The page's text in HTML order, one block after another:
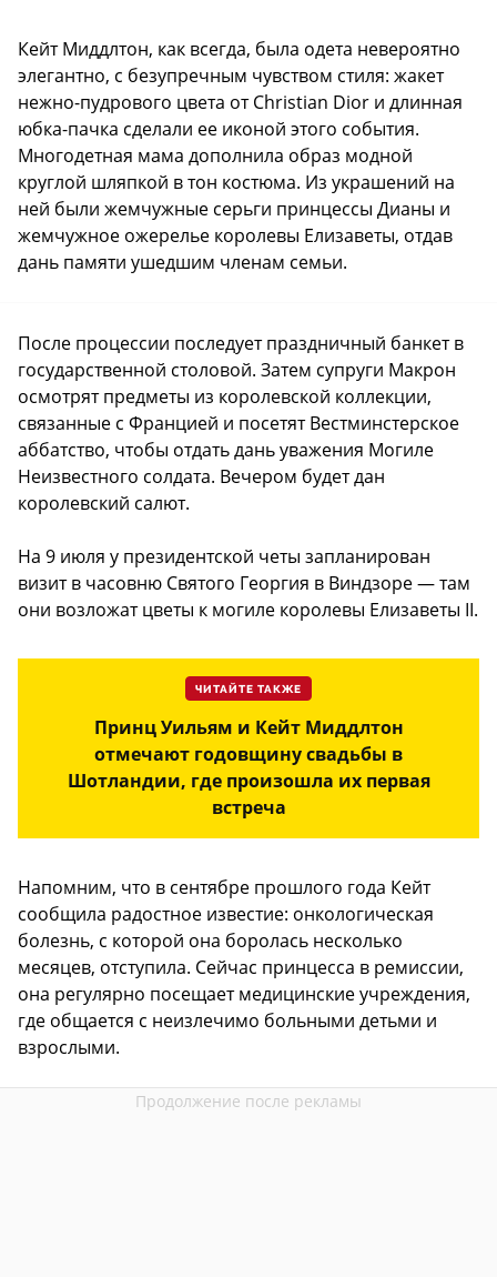
Кейт Миддлтон, как всегда, была одета невероятно
элегантно, с безупречным чувством стиля: жакет
нежно-пудрового цвета от Christian Dior и длинная
юбка-пачка сделали ее иконой этого события.
Многодетная мама дополнила образ модной
круглой шляпкой в тон костюма. Из украшений на
ней были жемчужные серьги принцессы Дианы и
жемчужное ожерелье королевы Елизаветы, отдав
дань памяти ушедшим членам семьи.
После процессии последует праздничный банкет в
государственной столовой. Затем супруги Макрон
осмотрят предметы из королевской коллекции,
связанные с Францией и посетят Вестминстерское
аббатство, чтобы отдать дань уважения Могиле
Неизвестного солдата. Вечером будет дан
королевский салют.
На 9 июля у президентской четы запланирован
визит в часовню Святого Георгия в Виндзоре — там
они возложат цветы к могиле королевы Елизаветы II.
ЧИТАЙТЕ ТАКЖЕ
Принц Уильям и Кейт Миддлтон
отмечают годовщину свадьбы в
Шотландии, где произошла их первая
встреча
Напомним, что в сентябре прошлого года Кейт
сообщила радостное известие: онкологическая
болезнь, с которой она боролась несколько
месяцев, отступила. Сейчас принцесса в ремиссии,
она регулярно посещает медицинские учреждения,
где общается с неизлечимо больными детьми и
взрослыми.